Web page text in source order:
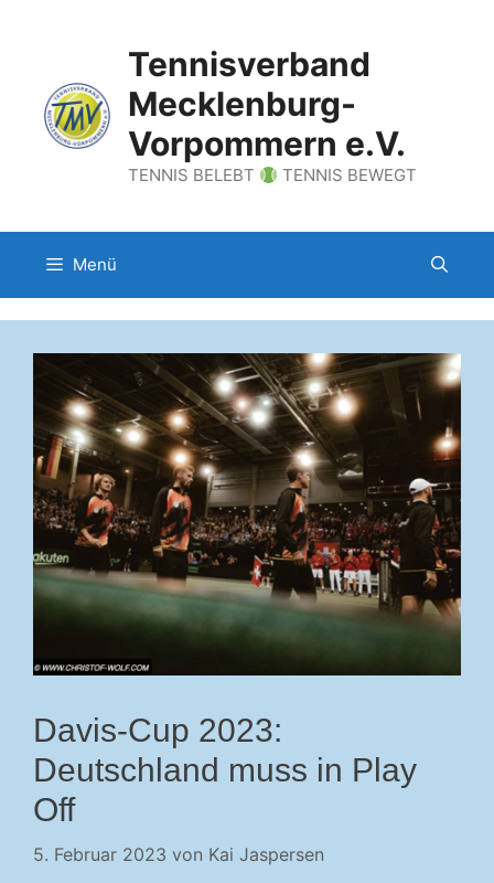
Tennisverband
Mecklenburg-
Vorpommern e.V.
TENNIS BELEBT TENNIS BEWEGT
Menü
Davis-Cup 2023:
Deutschland muss in Play
Off
5. Februar 2023 von Kai Jaspersen